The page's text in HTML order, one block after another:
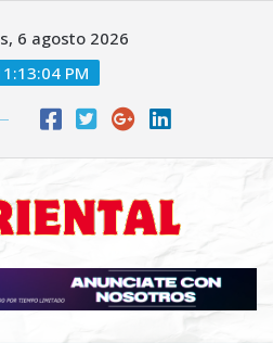
6 agosto 2026
PM